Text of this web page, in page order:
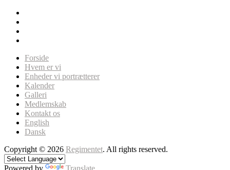
Forside
Hvem er vi
Enheder vi portrætterer
Kalender
Galleri
Medlemskab
Kontakt os
English
Dansk
Copyright © 2026 Regimentet. All rights reserved.
Powered by Translate